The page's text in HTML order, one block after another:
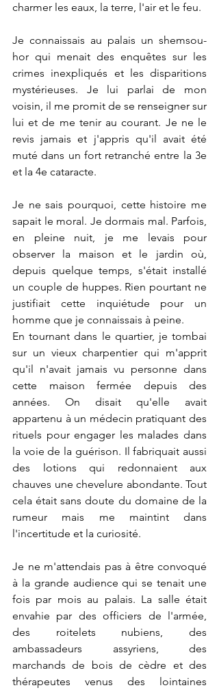
charmer les eaux, la terre, l'air et le feu.
Je connaissais au palais un shemsou-
hor qui menait des enquêtes sur les
crimes inexpliqués et les disparitions
mystérieuses. Je lui parlai de mon
voisin, il me promit de se renseigner sur
lui et de me tenir au courant. Je ne le
revis jamais et j'appris qu'il avait été
muté dans un fort retranché entre la 3e
et la 4e cataracte.
Je ne sais pourquoi, cette histoire me
sapait le moral. Je dormais mal. Parfois,
en pleine nuit, je me levais pour
observer la maison et le jardin où,
depuis quelque temps, s'était installé
un couple de huppes. Rien pourtant ne
justifiait cette inquiétude pour un
homme que je connaissais à peine.
En tournant dans le quartier, je tombai
sur un vieux charpentier qui m'apprit
qu'il n'avait jamais vu personne dans
cette maison fermée depuis des
années. On disait qu'elle avait
appartenu à un médecin pratiquant des
rituels pour engager les malades dans
la voie de la guérison. Il fabriquait aussi
des lotions qui redonnaient aux
chauves une chevelure abondante. Tout
cela était sans doute du domaine de la
rumeur mais me maintint dans
l'incertitude et la curiosité.
Je ne m'attendais pas à être convoqué
à la grande audience qui se tenait une
fois par mois au palais. La salle était
envahie par des officiers de l'armée,
des roitelets nubiens, des
ambassadeurs assyriens, des
marchands de bois de cèdre et des
thérapeutes venus des lointaines